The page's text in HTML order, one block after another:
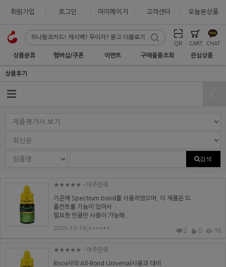
회원가입 로그인 마이페이지 고객센터 오늘본상품
QR CART CHAT
상품분류 멤버십/쿠폰 이벤트 구매물품조회 관심상품
상품후기
검색
★★★★★ - 아주만족
기존에 Spectrum bond를 사용하였으며, 이 제품은 드
롭컨트롤 기능이 있어서
필요한 만큼만 사용이 가능해...
2025-10-19 j****** 2 0 16
★★★★★ - 아주만족
Bisco사의 All-Bond Universal사용과 대비